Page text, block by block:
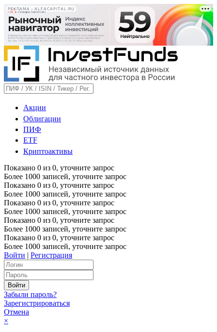
РЕКЛАМА • ALFACAPITAL.RU
Акции
Облигации
ПИФ
ETF
Криптоактивы
Показано 0 из 0, уточните запрос
Более 1000 записей, уточните запрос
Показано 0 из 0, уточните запрос
Более 1000 записей, уточните запрос
Показано 0 из 0, уточните запрос
Более 1000 записей, уточните запрос
Показано 0 из 0, уточните запрос
Более 1000 записей, уточните запрос
Показано 0 из 0, уточните запрос
Более 1000 записей, уточните запрос
Войти | Регистрация
Забыли пароль?
Зарегистрироваться
Отмена
×